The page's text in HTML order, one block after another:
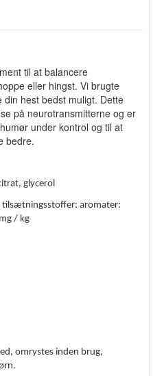
til at balancere
eller hingst. Vi brugte
din hest bedst muligt. Dette
på neurotransmitterne og er
under kontrol og til at
bedre.
glycerol
tilsætningsstoffer: aromater:
/ kg
omrystes inden brug,